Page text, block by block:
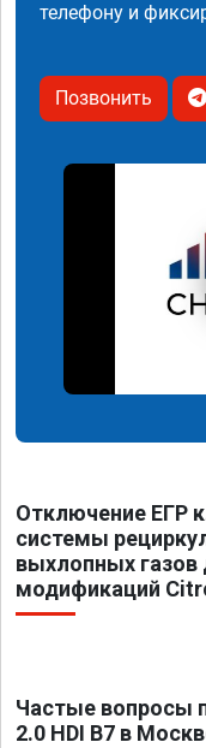
телефону и
Позвонить
Отключение ЕГР
системы
выхлопных газов
модификаций
Частые вопросы
2.0 HDI B7 в